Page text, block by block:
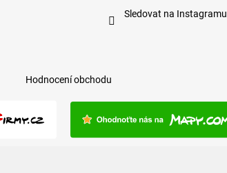
Sledovat na Instagramu
Hodnocení obchodu